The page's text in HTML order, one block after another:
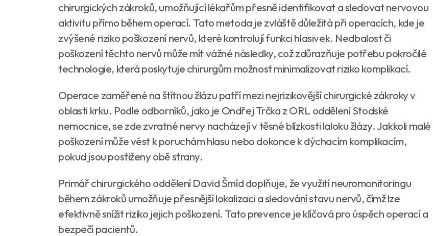
chirurgických zákroků, umožňující lékařům přesně identifikovat a sledovat nervovou
aktivitu přímo během operací. Tato metoda je zvláště důležitá při operacích, kde je
zvýšené riziko poškození nervů, které kontrolují funkci hlasivek. Nedbalost či
poškození těchto nervů může mít vážné následky, což zdůrazňuje potřebu pokročilé
technologie, která poskytuje chirurgům možnost minimalizovat riziko komplikací.
Operace zaměřené na štítnou žlázu patří mezi nejrizikovější chirurgické zákroky v
oblasti krku. Podle odborníků, jako je Ondřej Trčka z ORL oddělení Stodské
nemocnice, se zde zvratné nervy nacházejí v těsné blízkosti laloku žlázy. Jakkoli malé
poškození může vést k poruchám hlasu nebo dokonce k dýchacím komplikacím,
pokud jsou postiženy obě strany.
Primář chirurgického oddělení David Šmíd doplňuje, že využití neuromonitoringu
během zákroků umožňuje přesnější lokalizaci a sledování stavu nervů, čímž lze
efektivně snížit riziko jejich poškození. Tato prevence je klíčová pro úspěch operací a
bezpečí pacientů.